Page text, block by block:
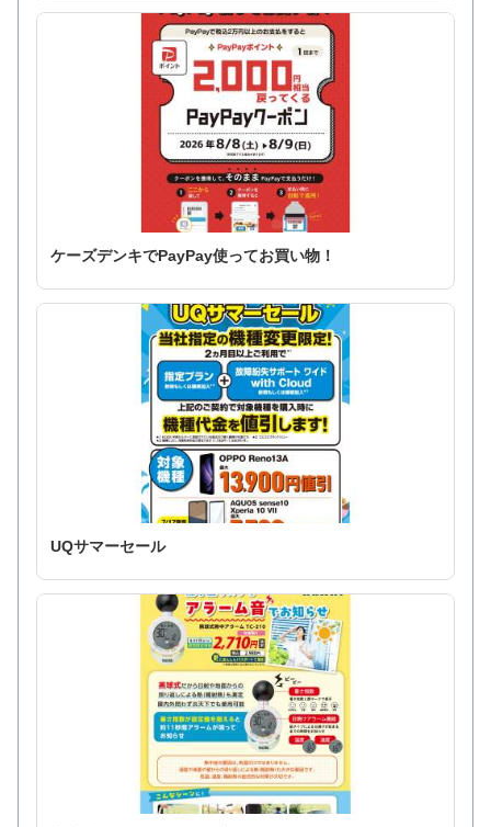
ケーズデンキでPayPay使ってお買い物！
UQサマーセール